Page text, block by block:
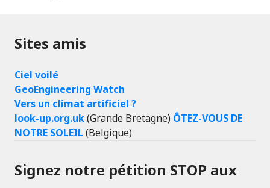
Sites amis
Ciel voilé
GeoEngineering Watch
Vers un climat artificiel ?
look-up.org.uk(Grande Bretagne) ÔTEZ-VOUS DE
NOTRE SOLEIL (Belgique)
Signez notre pétition STOP aux